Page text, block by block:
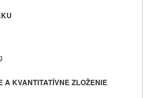
A KVANTITATÍVNE ZLOŽENIE